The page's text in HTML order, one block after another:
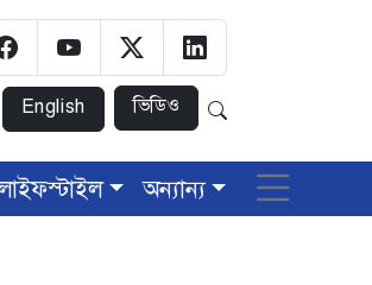
English ভিডিও
অন্যান্য